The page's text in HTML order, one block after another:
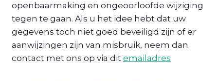
openbaarmaking en ongeoorloofde wijziging
tegen te gaan. Als u het idee hebt dat uw
gegevens toch niet goed beveiligd zijn of er
aanwijzingen zijn van misbruik, neem dan
contact met ons op via dit emailadres